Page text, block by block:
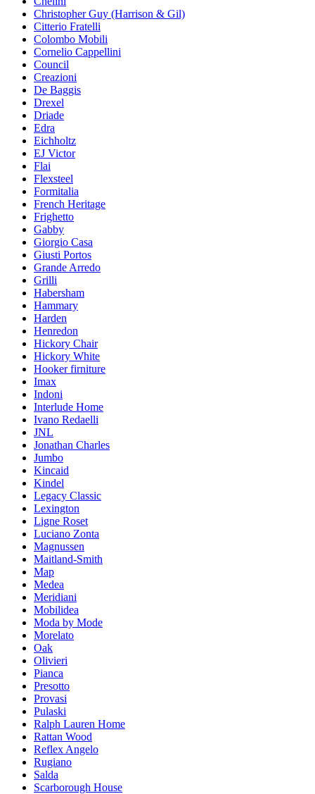
Christopher Guy (Harrison & Gil)
Citterio Fratelli
Colombo Mobili
Cornelio Cappellini
Council
Creazioni
De Baggis
Drexel
Driade
Edra
Eichholtz
EJ Victor
Flai
Flexsteel
Formitalia
French Heritage
Frighetto
Gabby
Giorgio Casa
Giusti Portos
Grande Arredo
Grilli
Habersham
Hammary
Harden
Henredon
Hickory Chair
Hickory White
Hooker firniture
Imax
Indoni
Interlude Home
Ivano Redaelli
JNL
Jonathan Charles
Jumbo
Kincaid
Kindel
Legacy Classic
Lexington
Ligne Roset
Luciano Zonta
Magnussen
Maitland-Smith
Map
Medea
Meridiani
Mobilidea
Moda by Mode
Morelato
Oak
Olivieri
Pianca
Presotto
Provasi
Pulaski
Ralph Lauren Home
Rattan Wood
Reflex Angelo
Rugiano
Salda
Scarborough House